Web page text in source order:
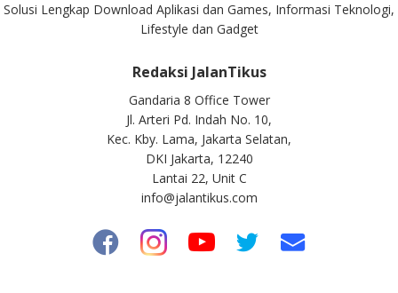
Solusi Lengkap Download Aplikasi dan Games, Informasi Teknologi,
Lifestyle dan Gadget
Redaksi JalanTikus
Gandaria 8 Office Tower
Jl. Arteri Pd. Indah No. 10,
Kec. Kby. Lama, Jakarta Selatan,
DKI Jakarta, 12240
Lantai 22, Unit C
info@jalantikus.com